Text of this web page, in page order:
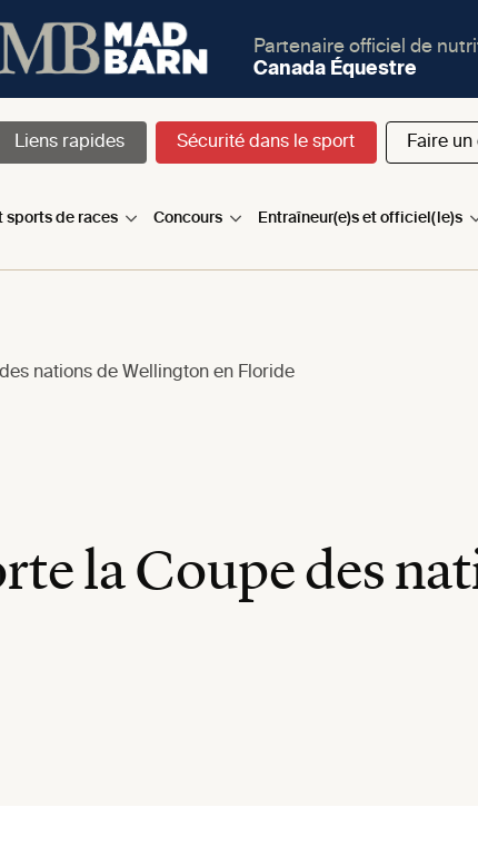
Partenaire officiel de
Canada Équestre
Liens rapides Sécurité dans le sport Faire un
sports de races Concours Entraîneur(e)s et officiel(le)s
nations de Wellington en Floride
la Coupe des